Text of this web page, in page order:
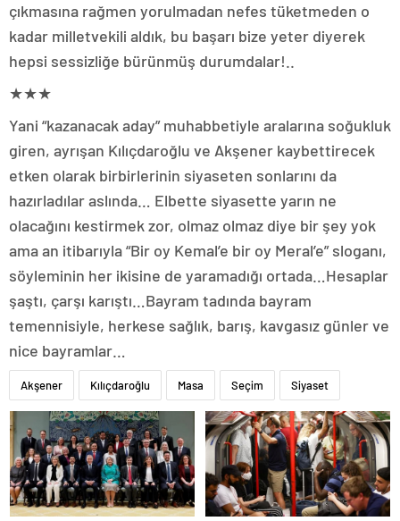
çıkmasına rağmen yorulmadan nefes tüketmeden o
kadar milletvekili aldık, bu başarı bize yeter diyerek
hepsi sessizliğe bürünmüş durumdalar!..
★★★
Yani “kazanacak aday” muhabbetiyle aralarına soğukluk
giren, ayrışan Kılıçdaroğlu ve Akşener kaybettirecek
etken olarak birbirlerinin siyaseten sonlarını da
hazırladılar aslında… Elbette siyasette yarın ne
olacağını kestirmek zor, olmaz olmaz diye bir şey yok
ama an itibarıyla “Bir oy Kemal’e bir oy Meral’e” sloganı,
söyleminin her ikisine de yaramadığı ortada…Hesaplar
şaştı, çarşı karıştı…Bayram tadında bayram
temennisiyle, herkese sağlık, barış, kavgasız günler ve
nice bayramlar…
Akşener Kılıçdaroğlu Masa Seçim Siyaset